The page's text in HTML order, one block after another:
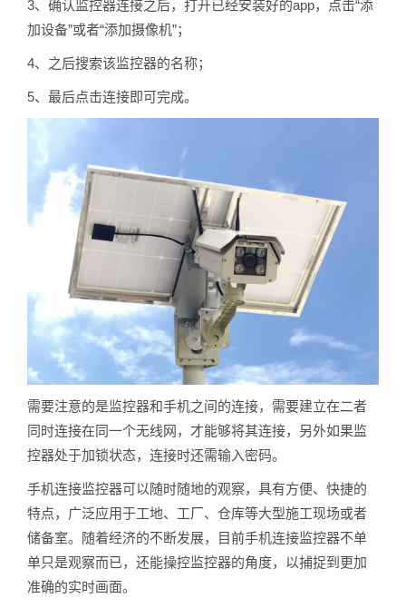
3、确认监控器连接之后，打开已经安装好的app，点击“添
加设备”或者“添加摄像机”；
4、之后搜索该监控器的名称；
5、最后点击连接即可完成。
需要注意的是监控器和手机之间的连接，需要建立在二者
同时连接在同一个无线网，才能够将其连接，另外如果监
控器处于加锁状态，连接时还需输入密码。
手机连接监控器可以随时随地的观察，具有方便、快捷的
特点，广泛应用于工地、工厂、仓库等大型施工现场或者
储备室。随着经济的不断发展，目前手机连接监控器不单
单只是观察而已，还能操控监控器的角度，以捕捉到更加
准确的实时画面。